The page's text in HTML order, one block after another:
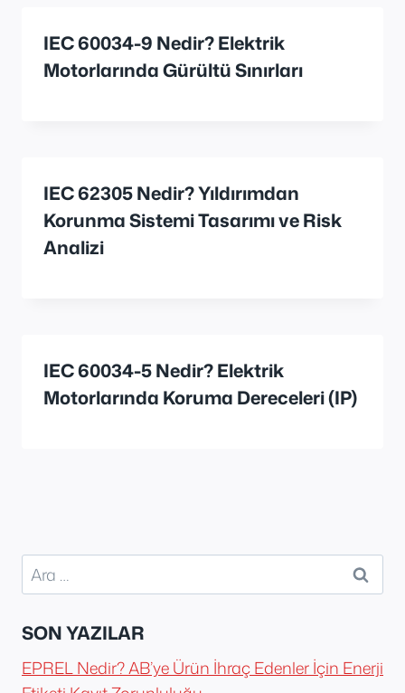
IEC 60034-9 Nedir? Elektrik
Motorlarında Gürültü Sınırları
IEC 62305 Nedir? Yıldırımdan
Korunma Sistemi Tasarımı ve Risk
Analizi
IEC 60034-5 Nedir? Elektrik
Motorlarında Koruma Dereceleri (IP)
Arama:
SON YAZILAR
EPREL Nedir? AB’ye Ürün İhraç Edenler İçin Enerji